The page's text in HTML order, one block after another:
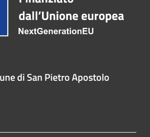
di San Pietro Apostolo